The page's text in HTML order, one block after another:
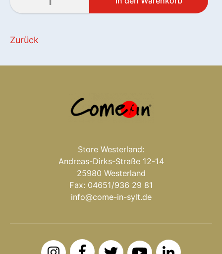
Zurück
Store Westerland:
Andreas-Dirks-Straße 12-14
25980 Westerland
Fax: 04651/936 29 81
info@come-in-sylt.de